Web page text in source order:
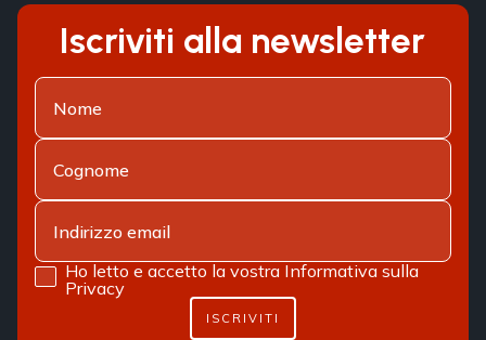
Iscriviti alla newsletter
Ho letto e accetto la vostra Informativa sulla
Privacy
ISCRIVITI